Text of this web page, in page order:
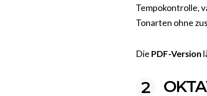
Tempokontrolle,
Tonarten ohne
Die PDF-Version